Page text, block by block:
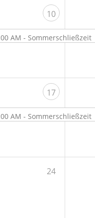
10
AM - Sommerschließzeit
17
AM - Sommerschließzeit
24